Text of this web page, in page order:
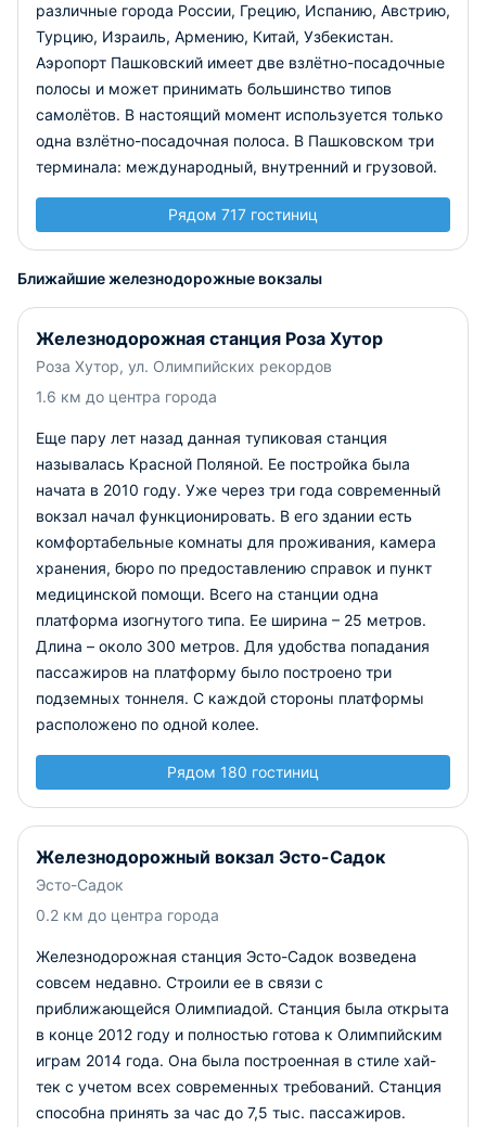
различные города России, Грецию, Испанию, Австрию,
Турцию, Израиль, Армению, Китай, Узбекистан.
Аэропорт Пашковский имеет две взлётно-посадочные
полосы и может принимать большинство типов
самолётов. В настоящий момент используется только
одна взлётно-посадочная полоса. В Пашковском три
терминала: международный, внутренний и грузовой.
Рядом 717 гостиниц
Ближайшие железнодорожные вокзалы
Железнодорожная станция Роза Хутор
Роза Хутор, ул. Олимпийских рекордов
1.6 км до центра города
Еще пару лет назад данная тупиковая станция
называлась Красной Поляной. Ее постройка была
начата в 2010 году. Уже через три года современный
вокзал начал функционировать. В его здании есть
комфортабельные комнаты для проживания, камера
хранения, бюро по предоставлению справок и пункт
медицинской помощи. Всего на станции одна
платформа изогнутого типа. Ее ширина – 25 метров.
Длина – около 300 метров. Для удобства попадания
пассажиров на платформу было построено три
подземных тоннеля. С каждой стороны платформы
расположено по одной колее.
Рядом 180 гостиниц
Железнодорожный вокзал Эсто-Садок
Эсто-Садок
0.2 км до центра города
Железнодорожная станция Эсто-Садок возведена
совсем недавно. Строили ее в связи с
приближающейся Олимпиадой. Станция была открыта
в конце 2012 году и полностью готова к Олимпийским
играм 2014 года. Она была построенная в стиле хай-
тек с учетом всех современных требований. Станция
способна принять за час до 7,5 тыс. пассажиров.